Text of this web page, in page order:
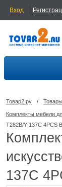
Вход
Товар2.ру /
Комплекты мебели
T282B/Y-137C 4PCS
137C